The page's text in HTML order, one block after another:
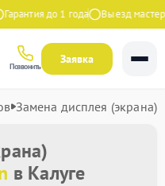
до 1 года Выезд мастера
Позвонить
Заявка
Замена дисплея (экрана)
в Калуге